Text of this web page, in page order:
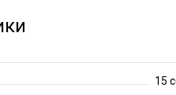
15